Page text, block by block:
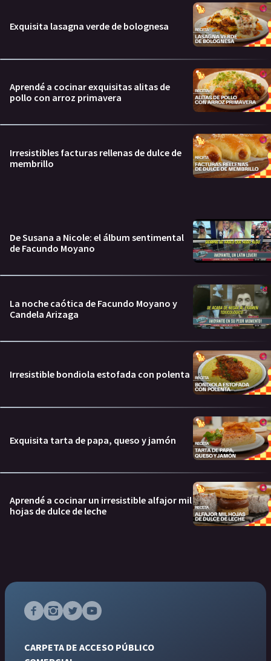
Exquisita lasagna verde de bolognesa
Aprendé a cocinar exquisitas alitas de
pollo con arroz primavera
Irresistibles facturas rellenas de dulce de
membrillo
De Susana a Nicole: el álbum sentimental
de Facundo Moyano
La noche caótica de Facundo Moyano y
Candela Arizaga
Irresistible bondiola estofada con polenta
Exquisita tarta de papa, queso y jamón
Aprendé a cocinar un irresistible alfajor mil
hojas de dulce de leche
CARPETA DE ACCESO PÚBLICO